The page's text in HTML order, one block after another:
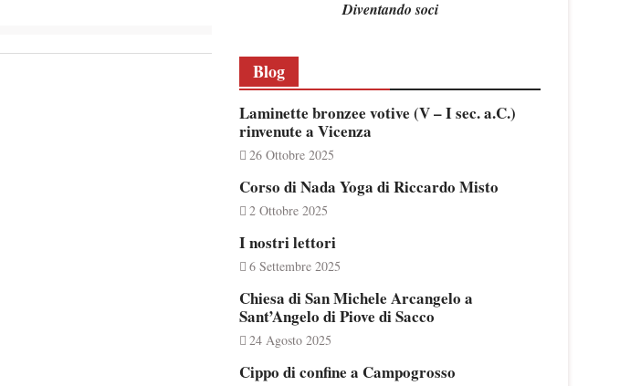
Diventando soci
Blog
Laminette bronzee votive (V – I sec. a.C.)
rinvenute a Vicenza
26 Ottobre 2025
Corso di Nada Yoga di Riccardo Misto
2 Ottobre 2025
I nostri lettori
6 Settembre 2025
Chiesa di San Michele Arcangelo a
Sant’Angelo di Piove di Sacco
24 Agosto 2025
Cippo di confine a Campogrosso